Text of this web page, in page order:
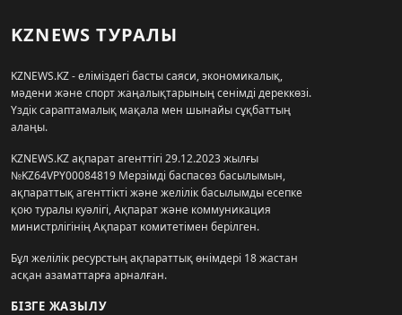
KZNEWS ТУРАЛЫ
KZNEWS.KZ - еліміздегі басты саяси, экономикалық,
мәдени және спорт жаңалықтарының сенімді дереккөзі.
Үздік сараптамалық мақала мен шынайы сұқбаттың
алаңы.
KZNEWS.KZ ақпарат агенттігі 29.12.2023 жылғы
№KZ64VPY00084819 Мерзімді баспасөз басылымын,
ақпараттық агенттікті және желілік басылымды есепке
қою туралы куәлігі, Ақпарат және коммуникация
министрлігінің Ақпарат комитетімен берілген.
Бұл желілік ресурстың ақпараттық өнімдері 18 жастан
асқан азаматтарға арналған.
БІЗГЕ ЖАЗЫЛУ